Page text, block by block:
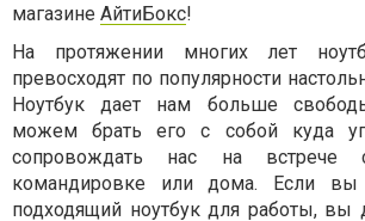
магазине АйтиБокс!
На протяжении многих лет
превосходят по популярности
Ноутбук дает нам больше
можем брать его с собой куда
сопровождать нас на
командировке или дома. Если вы
подходящий ноутбук для работы, вы